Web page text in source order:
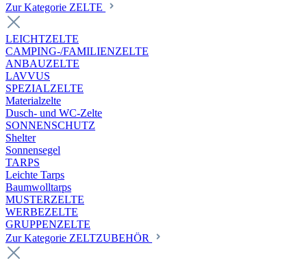
Zur Kategorie ZELTE
LEICHTZELTE
CAMPING-/FAMILIENZELTE
ANBAUZELTE
LAVVUS
SPEZIALZELTE
Materialzelte
Dusch- und WC-Zelte
SONNENSCHUTZ
Shelter
Sonnensegel
TARPS
Leichte Tarps
Baumwolltarps
MUSTERZELTE
WERBEZELTE
GRUPPENZELTE
Zur Kategorie ZELTZUBEHÖR